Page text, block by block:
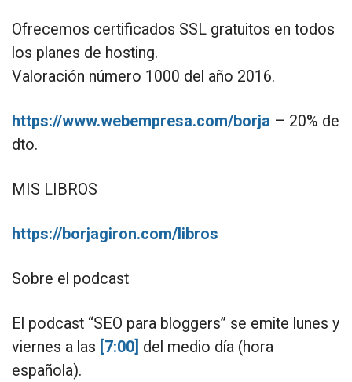
Ofrecemos certificados SSL gratuitos en todos
los planes de hosting.
Valoración número 1000 del año 2016.
https://www.webempresa.com/borja – 20% de
dto.
MIS LIBROS
https://borjagiron.com/libros
Sobre el podcast
El podcast “SEO para bloggers” se emite lunes y
viernes a las [7:00] del medio día (hora
española).